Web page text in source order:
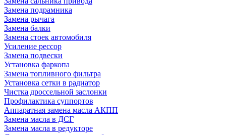
Замена подрамника
Замена рычага
Замена балки
Замена стоек автомобиля
Усиление рессор
Замена подвески
Установка фаркопа
Замена топливного фильтра
Установка сетки в радиатор
Чистка дроссельной заслонки
Профилактика суппортов
Аппаратная замена масла АКПП
Замена масла в ДСГ
Замена масла в редукторе